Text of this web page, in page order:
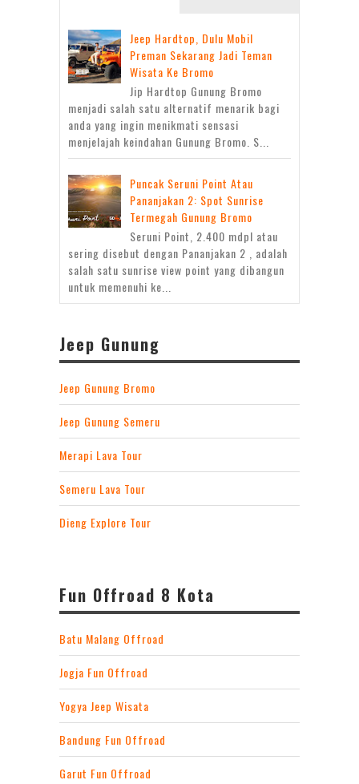
Jeep Hardtop, Dulu Mobil
Preman Sekarang Jadi Teman
Wisata Ke Bromo
Jip Hardtop Gunung Bromo
menjadi salah satu alternatif menarik bagi
anda yang ingin menikmati sensasi
menjelajah keindahan Gunung Bromo. S...
Puncak Seruni Point Atau
Pananjakan 2: Spot Sunrise
Termegah Gunung Bromo
Seruni Point, 2.400 mdpl atau
sering disebut dengan Pananjakan 2 , adalah
salah satu sunrise view point yang dibangun
untuk memenuhi ke...
Jeep Gunung
Jeep Gunung Bromo
Jeep Gunung Semeru
Merapi Lava Tour
Semeru Lava Tour
Dieng Explore Tour
Fun Offroad 8 Kota
Batu Malang Offroad
Jogja Fun Offroad
Yogya Jeep Wisata
Bandung Fun Offroad
Garut Fun Offroad